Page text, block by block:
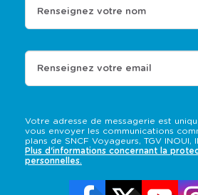
Votre adresse de messagerie est
vous envoyer les communications
plans de SNCF Voyageurs, TGV INOUI,
Plus d'informations concernant la
personnelles.
Renseignez votre nom
Renseignez votre email